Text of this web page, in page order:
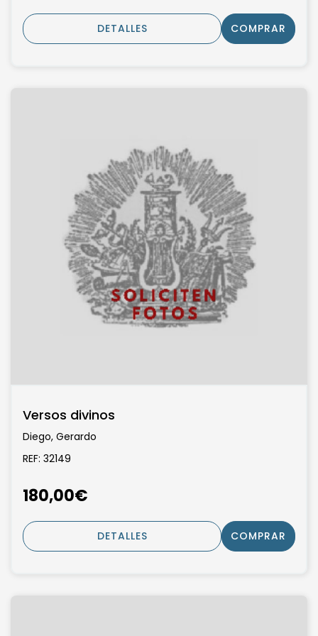
DETALLES COMPRAR
Versos divinos
Diego, Gerardo
REF: 32149
180,00€
DETALLES COMPRAR